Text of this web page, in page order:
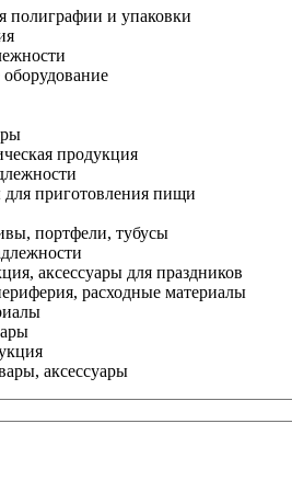
полиграфии и упаковки
продукция
для приготовления пищи
портфели, тубусы
аксессуары для праздников
расходные материалы
аксессуары